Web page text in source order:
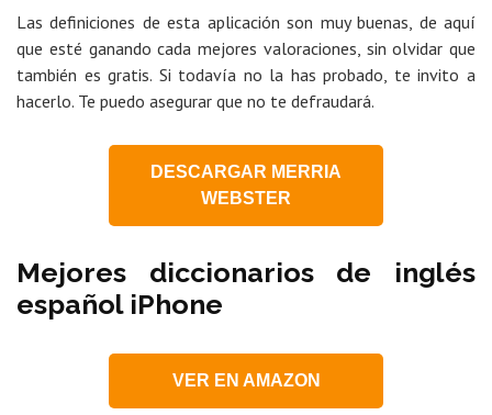
Las definiciones de esta aplicación son muy buenas, de aquí
que esté ganando cada mejores valoraciones, sin olvidar que
también es gratis. Si todavía no la has probado, te invito a
hacerlo. Te puedo asegurar que no te defraudará.
DESCARGAR MERRIA
WEBSTER
Mejores diccionarios de inglés
español iPhone
VER EN AMAZON